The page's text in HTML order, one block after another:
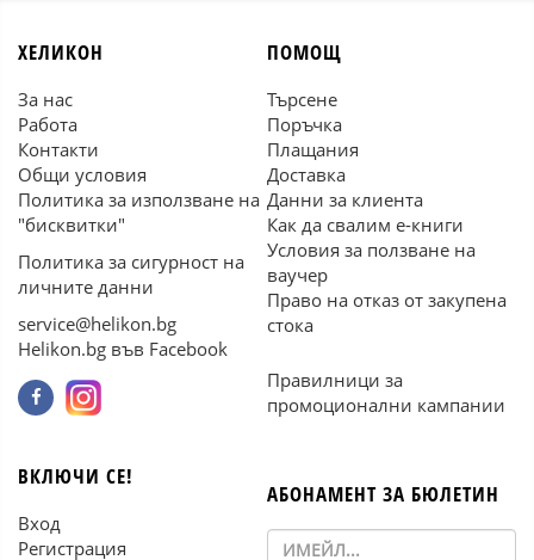
ХЕЛИКОН
За нас
Работа
Контакти
Общи условия
Политика за използване на
"бисквитки"
Политика за сигурност на
личните данни
service@helikon.bg
Helikon.bg във Facebook
ПОМОЩ
Търсене
Поръчка
Плащания
Доставка
Данни за клиента
Как да свалим е-книги
Условия за ползване на
ваучер
Право на отказ от закупена
стока
Правилници за
промоционални кампании
ВКЛЮЧИ СЕ!
Вход
Регистрация
АБОНАМЕНТ ЗА БЮЛЕТИН